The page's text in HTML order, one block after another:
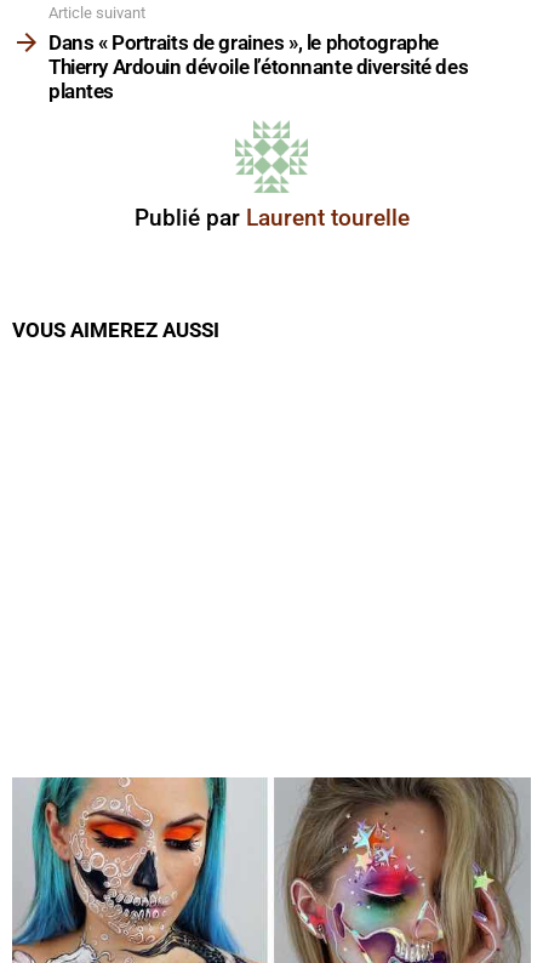
Article suivant
Dans « Portraits de graines », le photographe
Thierry Ardouin dévoile l’étonnante diversité des
plantes
Publié par Laurent tourelle
VOUS AIMEREZ AUSSI